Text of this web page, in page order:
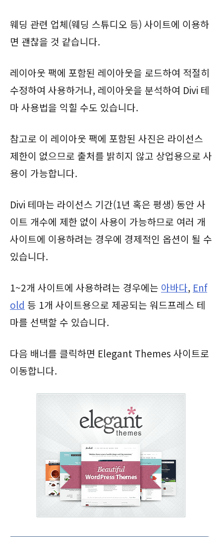
웨딩 관련 업체(웨딩 스튜디오 등) 사이트에 이용하
면 괜찮을 것 같습니다.
레이아웃 팩에 포함된 레이아웃을 로드하여 적절히
수정하여 사용하거나, 레이아웃을 분석하여 Divi 테
마 사용법을 익힐 수도 있습니다.
참고로 이 레이아웃 팩에 포함된 사진은 라이선스
제한이 없으므로 출처를 밝히지 않고 상업용으로 사
용이 가능합니다.
Divi 테마는 라이선스 기간(1년 혹은 평생) 동안 사
이트 개수에 제한 없이 사용이 가능하므로 여러 개
사이트에 이용하려는 경우에 경제적인 옵션이 될 수
있습니다.
1~2개 사이트에 사용하려는 경우에는 아바다, Enf
old 등 1개 사이트용으로 제공되는 워드프레스 테
마를 선택할 수 있습니다.
다음 배너를 클릭하면 Elegant Themes 사이트로
이동합니다.